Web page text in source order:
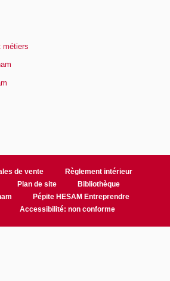
métiers
de vente
Règlement intérieur
Plan de site
Bibliothèque
Pépite HESAM Entreprendre
Accessibilité: non conforme